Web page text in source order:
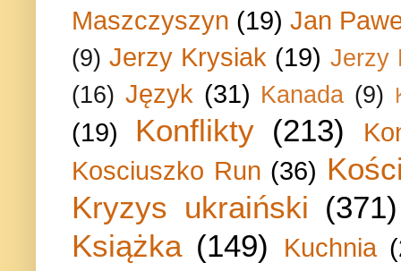
Maszczyszyn (19) Jan
(9) Jerzy Krysiak (19) Jerzy
(16) Język (31) Kanada (9)
(19) Konflikty (213)
Kosciuszko Run (36)
Kryzys ukraiński (371)
Książka (149) Kuchnia